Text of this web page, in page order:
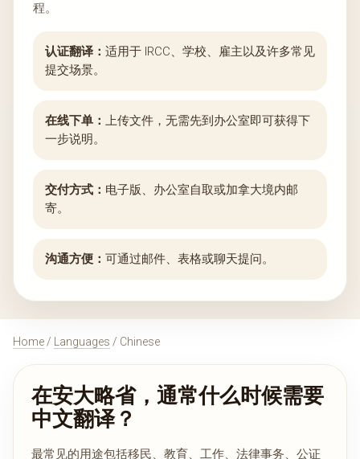
程。
认证翻译： 适用于 IRCC、学校、雇主以及许多常见
提交场景。
在线下单： 上传文件，无需先到办公室即可获得下
一步说明。
交付方式： 电子版、办公室自取或加拿大境内邮
寄。
沟通方便： 可通过邮件、表格或聊天提问。
Home / Languages / Chinese
在安大略省，通常什么时候需要
中文翻译？
最常见的用途包括移民、教育、工作、法律事务、公证